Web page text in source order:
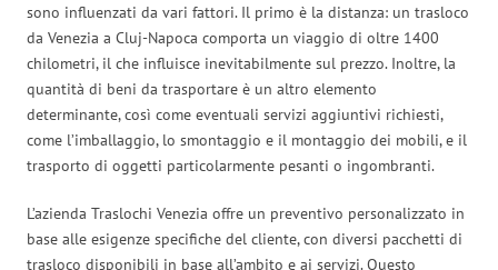
sono influenzati da vari fattori. Il primo è la distanza: un trasloco
da Venezia a Cluj-Napoca comporta un viaggio di oltre 1400
chilometri, il che influisce inevitabilmente sul prezzo. Inoltre, la
quantità di beni da trasportare è un altro elemento
determinante, così come eventuali servizi aggiuntivi richiesti,
come l’imballaggio, lo smontaggio e il montaggio dei mobili, e il
trasporto di oggetti particolarmente pesanti o ingombranti.
L’azienda Traslochi Venezia offre un preventivo personalizzato in
base alle esigenze specifiche del cliente, con diversi pacchetti di
trasloco disponibili in base all’ambito e ai servizi. Questo